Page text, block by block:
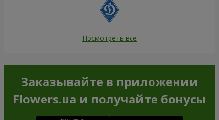
Посмотреть все
Заказывайте в приложении
Flowers.ua и получайте бонусы